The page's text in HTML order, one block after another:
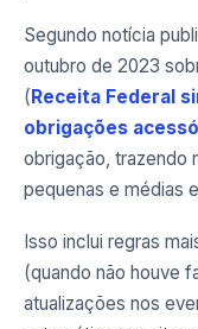
Segundo notícia
outubro de 2023
(Receita Federal
obrigações
obrigação, trazendo
pequenas e médias
Isso inclui regras
(quando não houve
atualizações nos